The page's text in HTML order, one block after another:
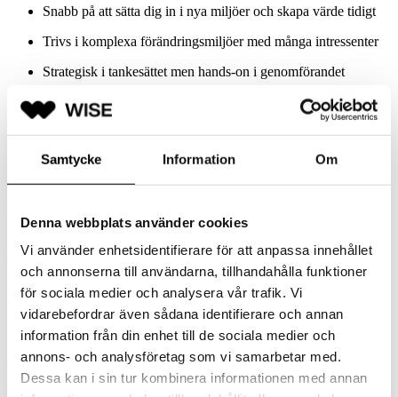
Samtycke Information Om
Denna webbplats använder cookies
Vi använder enhetsidentifierare för att anpassa innehållet
och annonserna till användarna, tillhandahålla funktioner
för sociala medier och analysera vår trafik. Vi
vidarebefordrar även sådana identifierare och annan
information från din enhet till de sociala medier och
annons- och analysföretag som vi samarbetar med.
Dessa kan i sin tur kombinera informationen med annan
Snabb på att sätta dig in i nya miljöer och skapa värde tidigt
Trivs i komplexa förändringsmiljöer med många intressenter
Strategisk i tankesättet men hands‑on i genomförandet
Strukturerad, kommunikativ och förtroendeskapande
OM ORGANISATIONEN
samarbete och en kultur där man vågar testa nytt.
Organisationen befinner sig mitt i ett betydande transformation­
sarbete, vilket innebär stora möjligheter att påverka arbetssätt,
strukturer och rapporteringsmodeller. Du får arbeta med kompetenta
kollegor från HR, IT, hållbarhet och verksamhet — lokalt och
globalt — i en miljö där både tempo och kvalitet är viktigt.
Det här är rätt steg för dig som vill kombinera
impact, utveckling
och ansvar
i en organisation som tar data och hållbarhet på största
allvar.